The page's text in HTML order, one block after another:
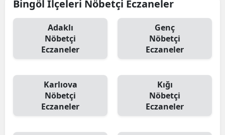
Bingöl İlçeleri Nöbetçi Eczaneler
Adaklı
Nöbetçi
Eczaneler
Genç
Nöbetçi
Eczaneler
Karlıova
Nöbetçi
Eczaneler
Kığı
Nöbetçi
Eczaneler